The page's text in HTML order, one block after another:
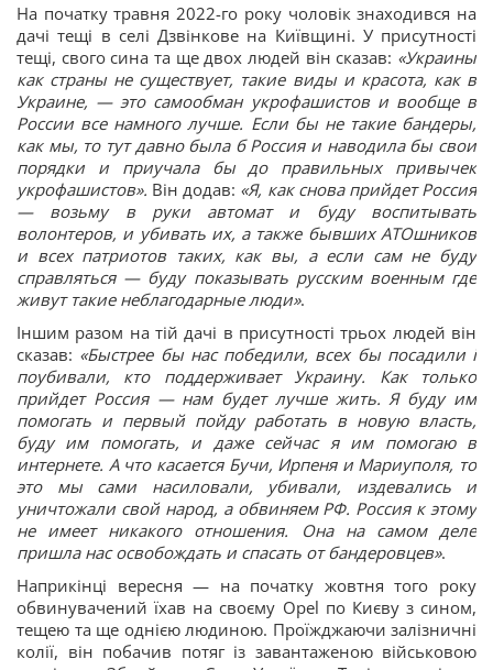
На початку травня 2022-го року чоловік знаходився на
дачі тещі в селі Дзвінкове на Київщині. У присутності
тещі, свого сина та ще двох людей він сказав: «Украины
как страны не существует, такие виды и красота, как в
Украине, — это самообман укрофашистов и вообще в
России все намного лучше. Если бы не такие бандеры,
как мы, то тут давно была б Россия и наводила бы свои
порядки и приучала бы до правильных привычек
укрофашистов». Він додав: «Я, как снова прийдет Россия
— возьму в руки автомат и буду воспитывать
волонтеров, и убивать их, а также бывших АТОшников
и всех патриотов таких, как вы, а если сам не буду
справляться — буду показывать русским военным где
живут такие неблагодарные люди».
Іншим разом на тій дачі в присутності трьох людей він
сказав: «Быстрее бы нас победили, всех бы посадили і
поубивали, кто поддерживает Украину. Как только
прийдет Россия — нам будет лучше жить. Я буду им
помогать и первый пойду работать в новую власть,
буду им помогать, и даже сейчас я им помогаю в
интернете. А что касается Бучи, Ирпеня и Мариуполя, то
это мы сами насиловали, убивали, издевались и
уничтожали свой народ, а обвиняем РФ. Россия к этому
не имеет никакого отношения. Она на самом деле
пришла нас освобождать и спасать от бандеровцев».
Наприкінці вересня — на початку жовтня того року
обвинувачений їхав на своєму Opel по Києву з сином,
тещею та ще однією людиною. Проїжджаючи залізничні
колії, він побачив потяг із завантаженою військовою